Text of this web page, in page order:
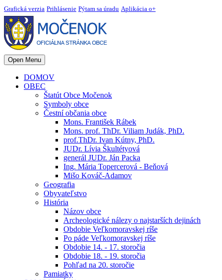
Grafická verzia Prihlásenie Pýtam sa úradu Aplikácia o+
Open Menu
DOMOV
OBEC
Štatút Obce Močenok
Symboly obce
Čestní občania obce
Mons. František Rábek
Mons. prof. ThDr. Viliam Judák, PhD.
prof.ThDr. Ivan Kútny, PhD.
JUDr. Lívia Škultétyová
generál JUDr. Ján Packa
Ing. Mária Topercerová - Beňová
Mišo Kováč-Adamov
Geografia
Obyvateľstvo
História
Názov obce
Archeologické nálezy o najstarších dejinách
Obdobie Veľkomoravskej ríše
Po páde Veľkomoravskej ríše
Obdobie 14. - 17. storočia
Obdobie 18. - 19. storočia
Pohľad na 20. storočie
Pamiatky